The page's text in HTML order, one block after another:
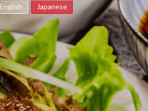
English Japanese